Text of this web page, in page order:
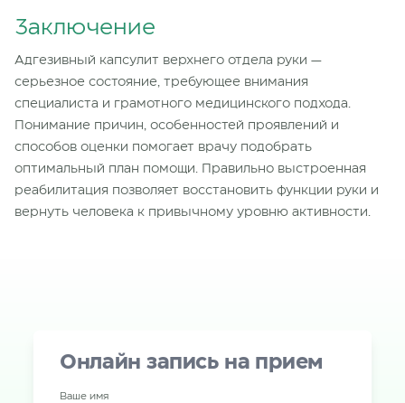
Заключение
Адгезивный капсулит верхнего отдела руки —
серьезное состояние, требующее внимания
специалиста и грамотного медицинского подхода.
Понимание причин, особенностей проявлений и
способов оценки помогает врачу подобрать
оптимальный план помощи. Правильно выстроенная
реабилитация позволяет восстановить функции руки и
вернуть человека к привычному уровню активности.
Онлайн запись на прием
Ваше имя